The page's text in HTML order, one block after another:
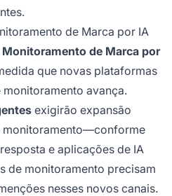
de Marca por IA
de Marca por
que novas plataformas
avança.
exigirão expansão
monitoramento—conforme
e aplicações de IA
de monitoramento precisam
nesses novos canais.